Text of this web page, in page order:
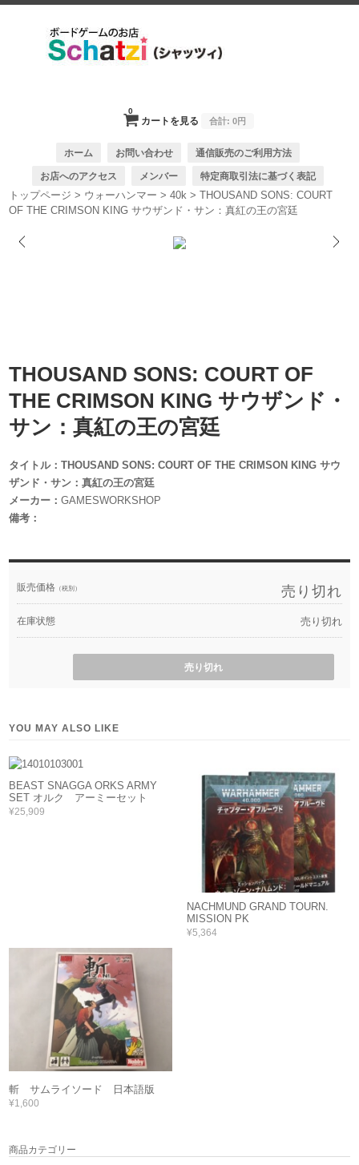
カートを見る
0
合計: 0円
ホーム お問い合わせ 通信販売のご利用方法
お店へのアクセス メンバー 特定商取引法に基づく表記
トップページ > ウォーハンマー >40k >THOUSAND SONS: COURT
OF THE CRIMSON KING サウザンド・サン：真紅の王の宮廷
THOUSAND SONS: COURT OF
THE CRIMSON KING サウザンド・
サン：真紅の王の宮廷
タイトル：THOUSAND SONS: COURT OF THE CRIMSON KING サウ
ザンド・サン：真紅の王の宮廷
メーカー：GAMESWORKSHOP
備考：
販売価格 （税別） 売り切れ
在庫状態 売り切れ
売り切れ
YOU MAY ALSO LIKE
BEAST SNAGGA ORKS ARMY
SET オルク アーミーセット
¥25,909
NACHMUND GRAND TOURN.
MISSION PK
¥5,364
斬 サムライソード 日本語版
¥1,600
商品カテゴリー